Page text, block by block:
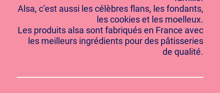
Alsa, c’est aussi les célèbres flans, les fondants,
les cookies et les moelleux.
Les produits alsa sont fabriqués en France avec
les meilleurs ingrédients pour des pâtisseries
de qualité.